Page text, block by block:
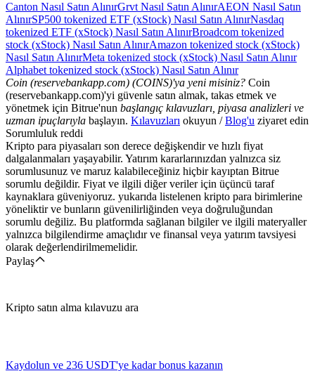
Canton Nasıl Satın AlınırGrvt Nasıl Satın AlınırAEON Nasıl Satın
AlınırSP500 tokenized ETF (xStock) Nasıl Satın AlınırNasdaq
tokenized ETF (xStock) Nasıl Satın AlınırBroadcom tokenized
stock (xStock) Nasıl Satın AlınırAmazon tokenized stock (xStock)
Nasıl Satın AlınırMeta tokenized stock (xStock) Nasıl Satın Alınır
Alphabet tokenized stock (xStock) Nasıl Satın Alınır
Coin (reservebankapp.com) (COINS)'ya yeni misiniz? Coin
(reservebankapp.com)'yi güvenle satın almak, takas etmek ve
yönetmek için Bitrue'nun başlangıç kılavuzları, piyasa analizleri ve
uzman ipuçlarıyla başlayın. Kılavuzları okuyun /Blog'u ziyaret edin
Sorumluluk reddi
Kripto para piyasaları son derece değişkendir ve hızlı fiyat
dalgalanmaları yaşayabilir. Yatırım kararlarınızdan yalnızca siz
sorumlusunuz ve maruz kalabileceğiniz hiçbir kayıptan Bitrue
sorumlu değildir. Fiyat ve ilgili diğer veriler için üçüncü taraf
kaynaklara güveniyoruz. yukarıda listelenen kripto para birimlerine
yöneliktir ve bunların güvenilirliğinden veya doğruluğundan
sorumlu değiliz. Bu platformda sağlanan bilgiler ve ilgili materyaller
yalnızca bilgilendirme amaçlıdır ve finansal veya yatırım tavsiyesi
olarak değerlendirilmemelidir.
Paylaş
Kripto satın alma kılavuzu ara
Kaydolun ve 236 USDT'ye kadar bonus kazanın